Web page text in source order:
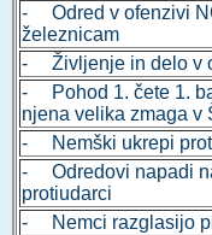
- Odred v ofenzivi
železnicam
- Življenje in delo v
- Pohod 1. čete 1.
njena velika zmaga v
- Nemški ukrepi
- Odredovi napadi
protiudarci
- Nemci razglasijo